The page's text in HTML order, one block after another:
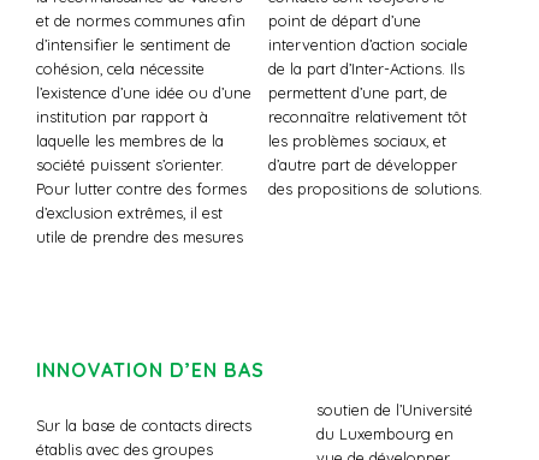
et de normes communes afin
d’intensifier le sentiment de
cohésion, cela nécessite
l’existence d’une idée ou d’une
institution par rapport à
laquelle les membres de la
société puissent s’orienter.
Pour lutter contre des formes
d’exclusion extrêmes, il est
utile de prendre des mesures
point de départ d’une
intervention d’action sociale
de la part d’Inter-Actions. Ils
permettent d’une part, de
reconnaître relativement tôt
les problèmes sociaux, et
d’autre part de développer
des propositions de solutions.
INNOVATION D’EN BAS
Sur la base de contacts directs
établis avec des groupes
soutien de l’Université
du Luxembourg en